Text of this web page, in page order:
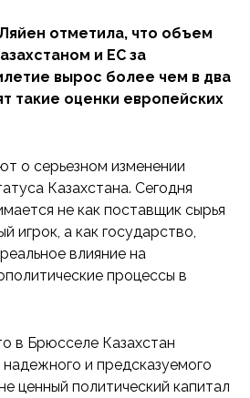
отметила, что объем
и ЕС за
вырос более чем в два
такие оценки европейских
о серьезном изменении
Казахстана. Сегодня
не как поставщик сырья
игрок, а как государство,
влияние на
процессы в
в Брюсселе Казахстан
и предсказуемого
ценный политический капитал